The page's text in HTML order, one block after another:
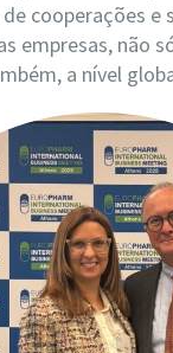
cooperações e
empresas, não
a nível